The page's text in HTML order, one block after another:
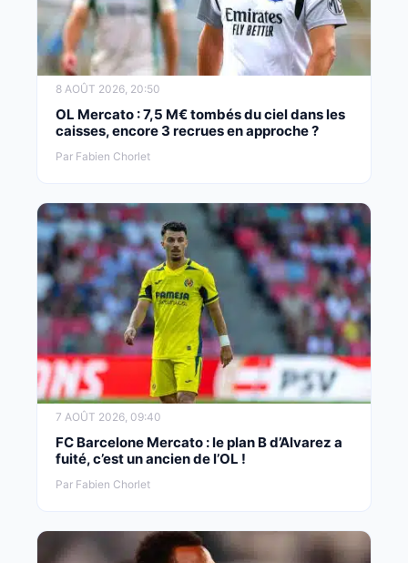
8 AOÛT 2026, 20:50
OL Mercato : 7,5 M€ tombés du ciel dans les
caisses, encore 3 recrues en approche ?
Par Fabien Chorlet
7 AOÛT 2026, 09:40
FC Barcelone Mercato : le plan B d’Alvarez a
fuité, c’est un ancien de l’OL !
Par Fabien Chorlet